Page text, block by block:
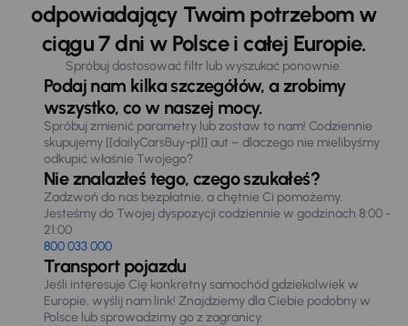
odpowiadający Twoim potrzebom w
ciągu 7 dni w Polsce i całej Europie.
Spróbuj dostosować filtr lub wyszukać ponownie.
Podaj nam kilka szczegółów, a zrobimy
wszystko, co w naszej mocy.
Spróbuj zmienić parametry lub zostaw to nam! Codziennie
skupujemy [[dailyCarsBuy-pl]] aut – dlaczego nie mielibyśmy
odkupić właśnie Twojego?
Nie znalazłeś tego, czego szukałeś?
Zadzwoń do nas bezpłatnie, a chętnie Ci pomożemy.
Jesteśmy do Twojej dyspozycji codziennie w godzinach 8:00 -
21:00
800 033 000
Transport pojazdu
Jeśli interesuje Cię konkretny samochód gdziekolwiek w
Europie, wyślij nam link! Znajdziemy dla Ciebie podobny w
Polsce lub sprowadzimy go z zagranicy.